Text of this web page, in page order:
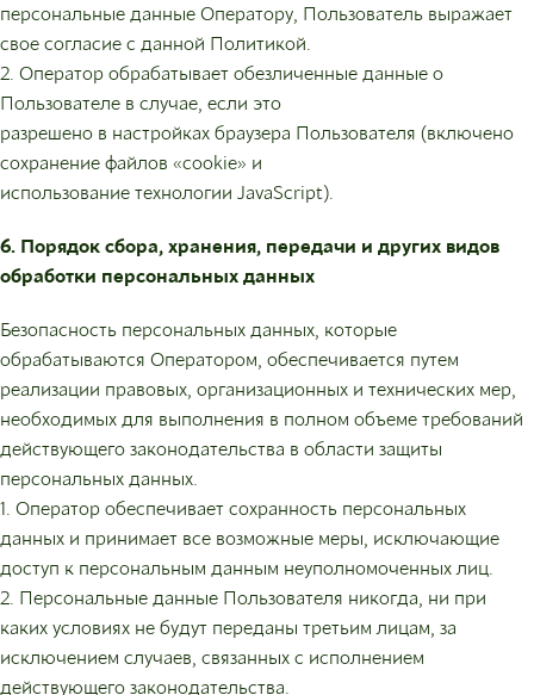
персональные данные Оператору, Пользователь выражает
свое согласие с данной Политикой.
2. Оператор обрабатывает обезличенные данные о
Пользователе в случае, если это
разрешено в настройках браузера Пользователя (включено
сохранение файлов «cookie» и
использование технологии JavaScript).
6. Порядок сбора, хранения, передачи и других видов
обработки персональных данных
Безопасность персональных данных, которые
обрабатываются Оператором, обеспечивается путем
реализации правовых, организационных и технических мер,
необходимых для выполнения в полном объеме требований
действующего законодательства в области защиты
персональных данных.
1. Оператор обеспечивает сохранность персональных
данных и принимает все возможные меры, исключающие
доступ к персональным данным неуполномоченных лиц.
2. Персональные данные Пользователя никогда, ни при
каких условиях не будут переданы третьим лицам, за
исключением случаев, связанных с исполнением
действующего законодательства.